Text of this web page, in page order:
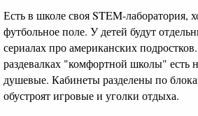
Есть в школе своя STEM-лаборатория,
футбольное поле. У детей будут
сериалах про американских
раздевалках "комфортной школы" есть
душевые. Кабинеты разделены по
обустроят игровые и уголки отдыха.